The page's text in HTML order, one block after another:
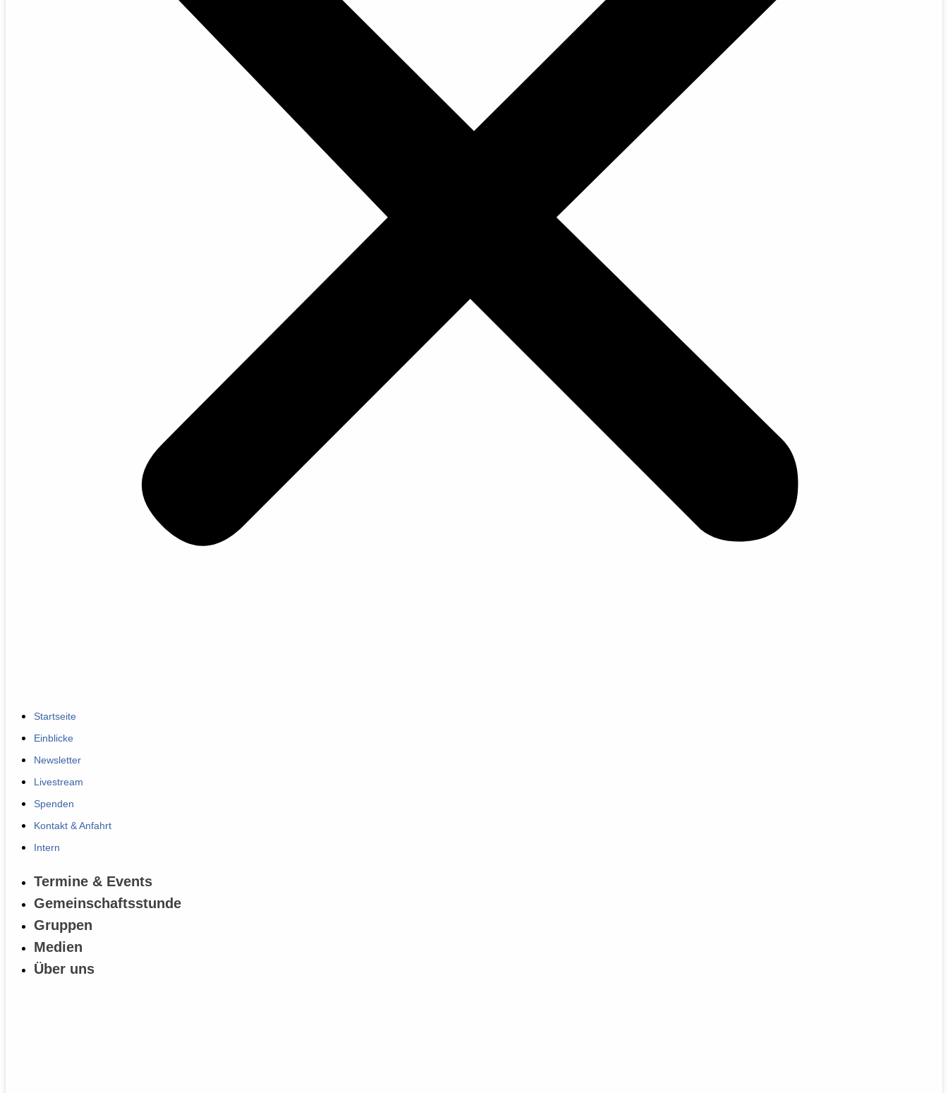
Startseite
Einblicke
Newsletter
Livestream
Spenden
Kontakt & Anfahrt
Intern
Termine & Events
Gemeinschaftsstunde
Gruppen
Medien
Über uns